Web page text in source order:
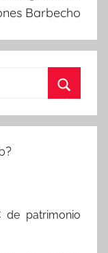
Barbecho
de patrimonio